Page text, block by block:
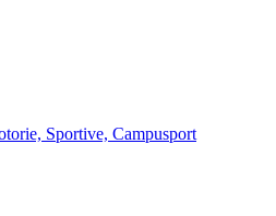
Sportive, Campusport